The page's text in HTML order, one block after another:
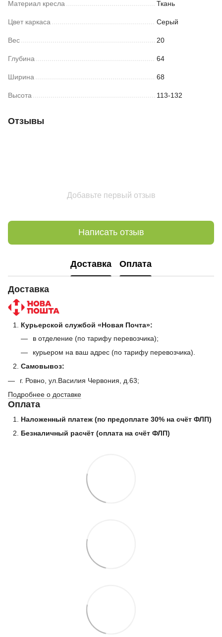
Материал кресла Ткань
Цвет каркаса Серый
Вес 20
Глубина 64
Ширина 68
Высота 113-132
Отзывы
Добавьте первый отзыв
Написать отзыв
Доставка Оплата
Доставка
Курьерской службой «Новая Почта»:
в отделение (по тарифу перевозчика);
курьером на ваш адрес (по тарифу перевозчика).
Самовывоз:
г. Ровно, ул.Василия Червония, д.63;
Подробнее о доставке
Оплата
Наложенный платеж (по предоплате 30% на счёт ФЛП)
Безналичный расчёт (оплата на счёт ФЛП)